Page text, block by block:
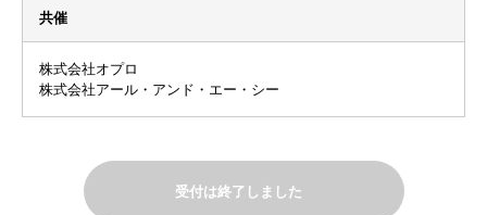
共催
株式会社オプロ
株式会社アール・アンド・エー・シー
受付は終了しました